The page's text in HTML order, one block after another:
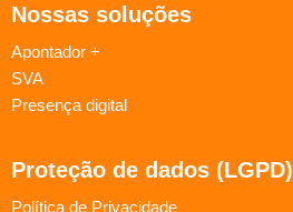
Nossas soluções
Apontador +
SVA
Presença digital
Proteção de dados (LGPD)
Política de Privacidade